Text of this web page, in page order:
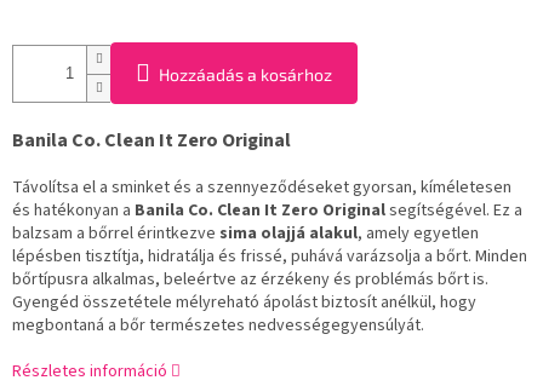
Hozzáadás a kosárhoz
Banila Co. Clean It Zero Original
Távolítsa el a sminket és a szennyeződéseket gyorsan, kíméletesen
és hatékonyan a Banila Co. Clean It Zero Originalsegítségével. Ez a
balzsam a bőrrel érintkezve sima olajjá alakul, amely egyetlen
lépésben tisztítja, hidratálja és frissé, puhává varázsolja a bőrt. Minden
bőrtípusra alkalmas, beleértve az érzékeny és problémás bőrt is.
Gyengéd összetétele mélyreható ápolást biztosít anélkül, hogy
megbontaná a bőr természetes nedvességegyensúlyát.
Részletes információ